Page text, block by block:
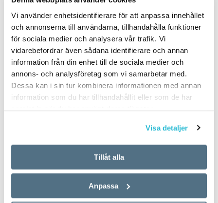
Vi använder enhetsidentifierare för att anpassa innehållet
och annonserna till användarna, tillhandahålla funktioner
för sociala medier och analysera vår trafik. Vi
vidarebefordrar även sådana identifierare och annan
information från din enhet till de sociala medier och
annons- och analysföretag som vi samarbetar med.
Dessa kan i sin tur kombinera informationen med annan
information som du har tillhandahållit eller som de har
samlat in när du har använt deras tjänster.
Visa detaljer
Tillåt alla
Anpassa